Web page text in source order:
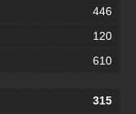
446
120
610
315